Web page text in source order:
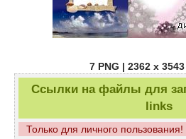
7 PNG | 2362 x
Ссылки на файлы для
links
Только для личного